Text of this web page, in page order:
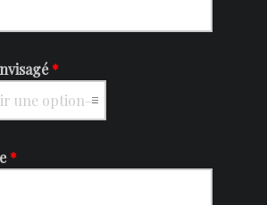
*
*